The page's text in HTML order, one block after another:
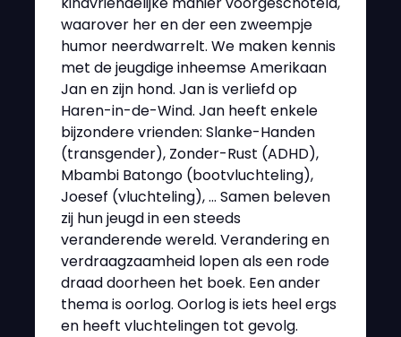
waarover her en der een zweempje
humor neerdwarrelt. We maken kennis
met de jeugdige inheemse Amerikaan
Jan en zijn hond. Jan is verliefd op
Haren-in-de-Wind. Jan heeft enkele
bijzondere vrienden: Slanke-Handen
(transgender), Zonder-Rust (ADHD),
Mbambi Batongo (bootvluchteling),
Joesef (vluchteling), … Samen beleven
zij hun jeugd in een steeds
veranderende wereld. Verandering en
verdraagzaamheid lopen als een rode
draad doorheen het boek. Een ander
thema is oorlog. Oorlog is iets heel ergs
en heeft vluchtelingen tot gevolg.